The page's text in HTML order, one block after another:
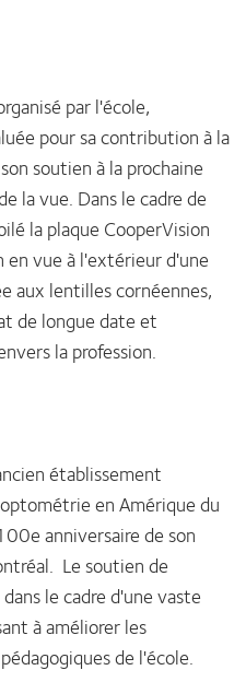
par l'école,
pour sa contribution à la
soutien à la prochaine
la vue. Dans le cadre de
la plaque CooperVision
en vue à l'extérieur d'une
aux lentilles cornéennes,
de longue date et
la profession.
établissement
en Amérique du
anniversaire de son
Le soutien de
le cadre d'une vaste
à améliorer les
de l'école.